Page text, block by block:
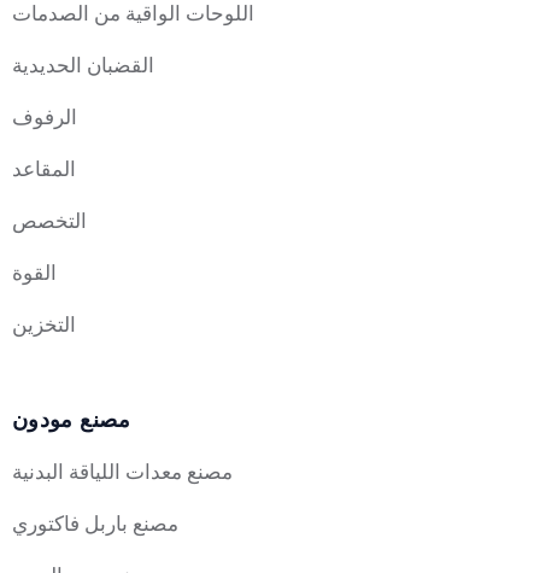
اللوحات الواقية من الصدمات
القضبان الحديدية
الرفوف
المقاعد
التخصص
القوة
التخزين
مصنع مودون
مصنع معدات اللياقة البدنية
مصنع باربل فاكتوري